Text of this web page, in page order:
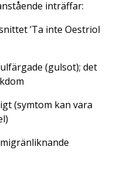
inträffar:
’Ta inte Oestriol
(gulsot); det
(symtom kan vara